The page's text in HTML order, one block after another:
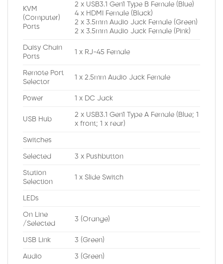
KVM
(Computer)
Ports
2 x USB3.1 Gen1 Type B Female (Blue)
4 x HDMI Female (Black)
2 x 3.5mm Audio Jack Female (Green)
2 x 3.5mm Audio Jack Female (Pink)
Daisy Chain
Ports
1 x RJ-45 Female
Remote Port
Selector
1 x 2.5mm Audio Jack Female
Power 1 x DC Jack
USB Hub
2 x USB3.1 Gen1 Type A Female (Blue; 1
x front; 1 x rear)
Switches
Selected 3 x Pushbutton
Station
Selection
1 x Slide Switch
LEDs
On Line
/Selected
3 (Orange)
USB Link 3 (Green)
Audio 3 (Green)